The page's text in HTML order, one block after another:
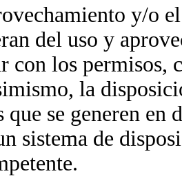
y/o
del uso y
con los permisos,
la
que se generen en
sistema de